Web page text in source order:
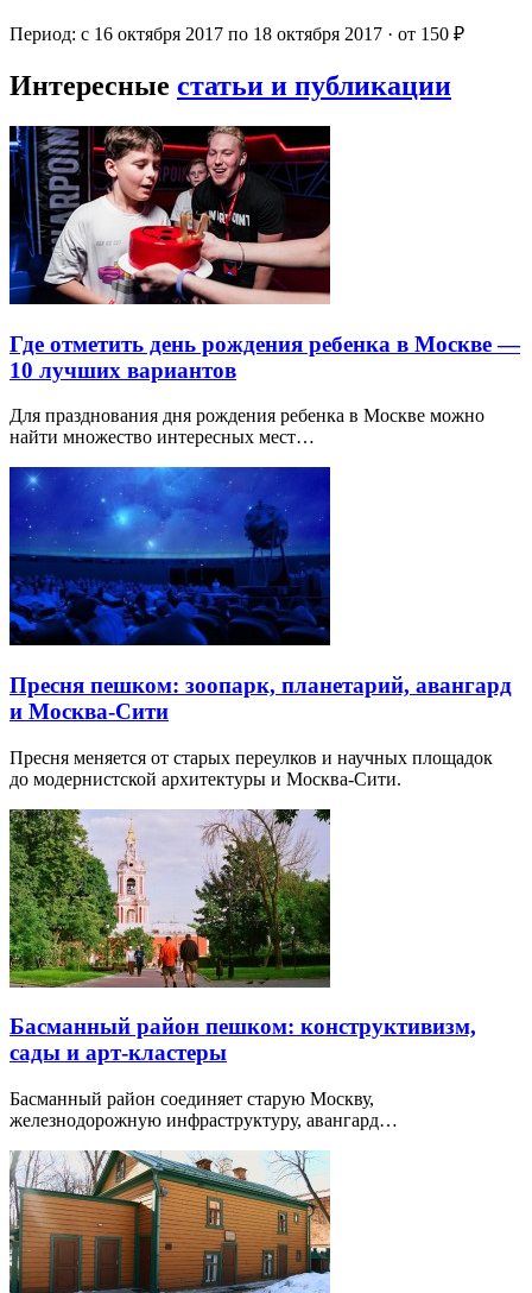
Период: с 16 октября 2017 по 18 октября 2017 · от 150 ₽
Интересные статьи и публикации
Где отметить день рождения ребенка в Москве —
10 лучших вариантов
Для празднования дня рождения ребенка в Москве можно
найти множество интересных мест…
Пресня пешком: зоопарк, планетарий, авангард
и Москва-Сити
Пресня меняется от старых переулков и научных площадок
до модернистской архитектуры и Москва-Сити.
Басманный район пешком: конструктивизм,
сады и арт-кластеры
Басманный район соединяет старую Москву,
железнодорожную инфраструктуру, авангард…